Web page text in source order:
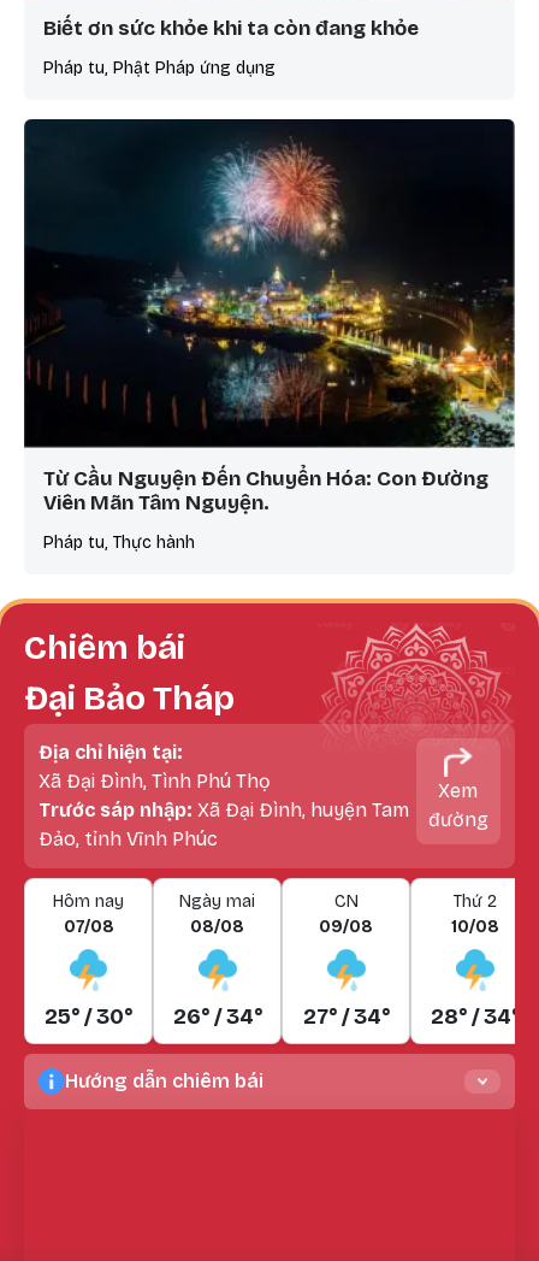
Biết ơn sức khỏe khi ta còn đang khỏe
Pháp tu, Phật Pháp ứng dụng
Từ Cầu Nguyện Đến Chuyển Hóa: Con Đường
Viên Mãn Tâm Nguyện.
Pháp tu, Thực hành
Chiêm bái
Đại Bảo Tháp
Địa chỉ hiện tại:
Xã Đại Đình, Tình Phú Thọ
Trước sáp nhập: Xã Đại Đình, huyện Tam
Đảo, tỉnh Vĩnh Phúc
Xem
đường
Hôm nay
07/08
25° / 30°
Ngày mai
08/08
26° / 34°
CN
09/08
27° / 34°
Thứ 2
10/08
28° / 34°
Hướng dẫn chiêm bái